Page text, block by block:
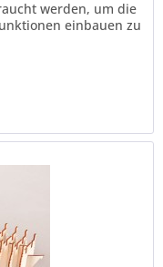
werden, um die
einbauen zu